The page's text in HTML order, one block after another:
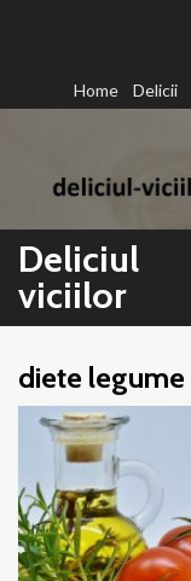
Home
Delicii
Deliciul
viciilor
diete legume